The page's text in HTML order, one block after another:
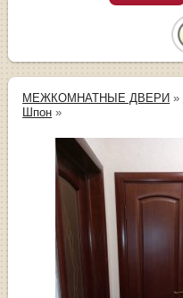
МЕЖКОМНАТНЫЕ ДВЕРИ »
Шпон »